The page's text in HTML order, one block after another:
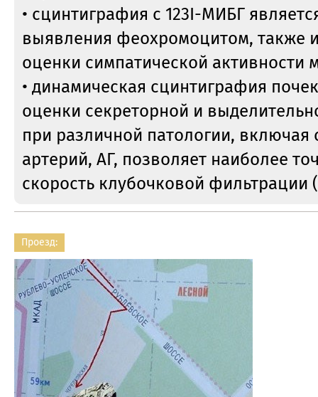
• сцинтиграфия с 123I-МИБГ
выявления феохромоцитом, также
оценки симпатической активности
• динамическая сцинтиграфия
оценки секреторной и
при различной патологии, включая
артерий, АГ, позволяет наиболее
скорость клубочковой фильтрации
Проезд: